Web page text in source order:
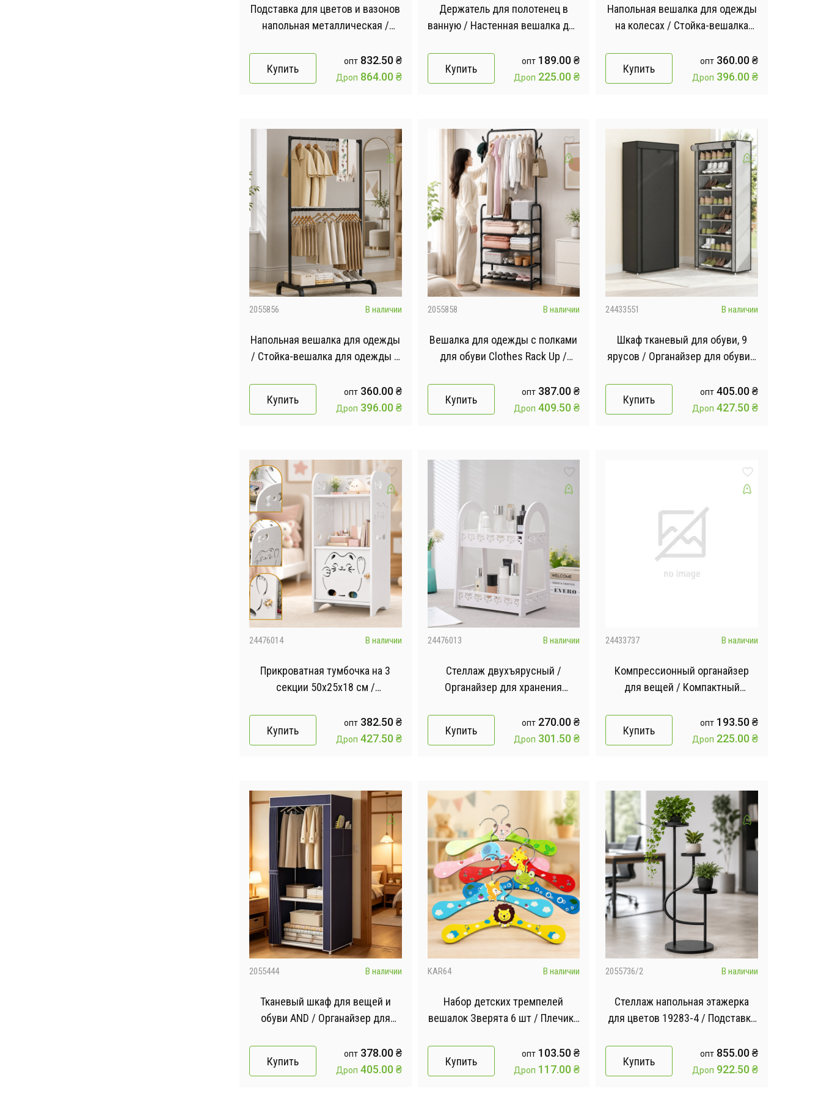
Подставка для цветов и вазонов
напольная металлическая /
Купить
опт 832.50 ₴
Дроп 864.00 ₴
Держатель для полотенец в
ванную / Настенная вешалка для
Полотенцедержатель для
полотенец
Купить
опт 189.00 ₴
Дроп 225.00 ₴
Напольная вешалка для одежды
на колесах / Стойка-вешалка
Купить
опт 360.00₴
Дроп 396.00₴
2055856 В наличии
Напольная вешалка для одежды
/ Стойка-вешалка для одежды и
Купить
опт 360.00 ₴
Дроп 396.00 ₴
2055858 В наличии
Вешалка для одежды с полками
для обуви Clothes Rack Up /
стойка 170×60×26 см
Купить
опт 387.00 ₴
Дроп 409.50 ₴
24433551 В наличии
Шкаф тканевый для обуви, 9
ярусов / Органайзер для обуви /
металлическим каркасом
Купить
опт 405.00₴
Дроп 427.50₴
24476014 В наличии
Прикроватная тумбочка на 3
секции 50х25х18 см /
хранения / Тумба на 3 секции
Купить
опт 382.50 ₴
Дроп 427.50 ₴
24476013 В наличии
Стеллаж двухъярусный /
Органайзер для хранения
Многофункциональная полка для
хранения
Купить
опт 270.00 ₴
Дроп 301.50 ₴
24433737 В наличии
Компрессионный органайзер
для вещей / Компактный
переезда / Органайзер для
хранения вещей
Купить
опт 193.50₴
Дроп 225.00₴
2055444 В наличии
Тканевый шкаф для вещей и
обуви AND / Органайзер для
Купить
опт 378.00 ₴
Дроп 405.00 ₴
KAR64 В наличии
Набор детских тремпелей
вешалок Зверята 6 шт / Плечики
Купить
опт 103.50 ₴
Дроп 117.00 ₴
2055736/2 В наличии
Стеллаж напольная этажерка
для цветов 19283-4 / Подставка
растений / Металлический
стеллаж для цветов
Купить
опт 855.00₴
Дроп 922.50₴